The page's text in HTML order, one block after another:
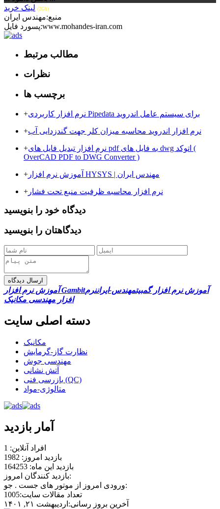
لینک خرید
(2Gb)
منبع:مهندس ایران
پسورد فایل:www.mohandes-iran.com
مطالب مرتبط
نظرات
برچسب ها
+ نرم افزار کاربردی Pipedata برای سیستم عامل اندروید
+نرم افزار اندروید محاسبه میزان کلر جهت گندزدایی آب
+نرم افزار تبدیل فایل های pdf به فایل های dwg اتوکد (
OverCAD PDF to DWG Converter )
+ آموزش نرم افزار HYSYS | مهندس ایران
+ نرم ‌افزار محاسبه ظرفیت منبع تحت فشار
دیدگاه خود را بنویسید
دیدگاهتان را بنویسید
ارسال دیدگاه
آموزش نرم افزار Gambit آموزش نرم افزار گمبیتمهندس-ایراننرم
افزار مهندسی مکانیک
دسته اصلی سایت
مکانیک
نظارت گاز-گرمایش
مهندسی جوش
آتش نشانی
بازرسی فنی (QC)
متالوژی-مواد
آمار بازدید
افراد آنلاین: 1
بازدید امروز: 1982
بازدید این ماه: 164253
بازدید کنندگان امروز:
ورودی امروز از موتور های جست . جو:
تعداد مقالات سایت:1005
آخرین بروز رسانی:اردیبهشت ۲۱, ۱۴۰۱